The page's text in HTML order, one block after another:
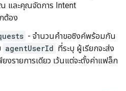
และคุณจัดการ Intent
ต้อง
- จำนวนคำขอซิงค์พร้อมกัน
agentUserId ที่ระบุ ผู้เรียกจะส่ง
งรายการเดียว เว้นแต่จะตั้งค่าแฟล็ก